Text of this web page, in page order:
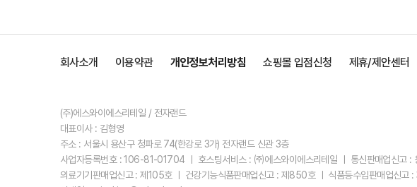
회사소개 이용약관 개인정보처리방침 쇼핑몰 입점신청 제휴/제안센터
(주)에스와이에스리테일 / 전자랜드
대표이사 : 김형영
주소 : 서울시 용산구 청파로 74(한강로 3가) 전자랜드 신관 3층
사업자등록번호 : 106-81-01704 ㅣ 호스팅서비스 : ㈜에스와이에스리테일 ㅣ 통신판매업신고
의료기기판매업신고 : 제105호 ㅣ 건강기능식품판매업신고 : 제850호 ㅣ 식품등수입판매업신고